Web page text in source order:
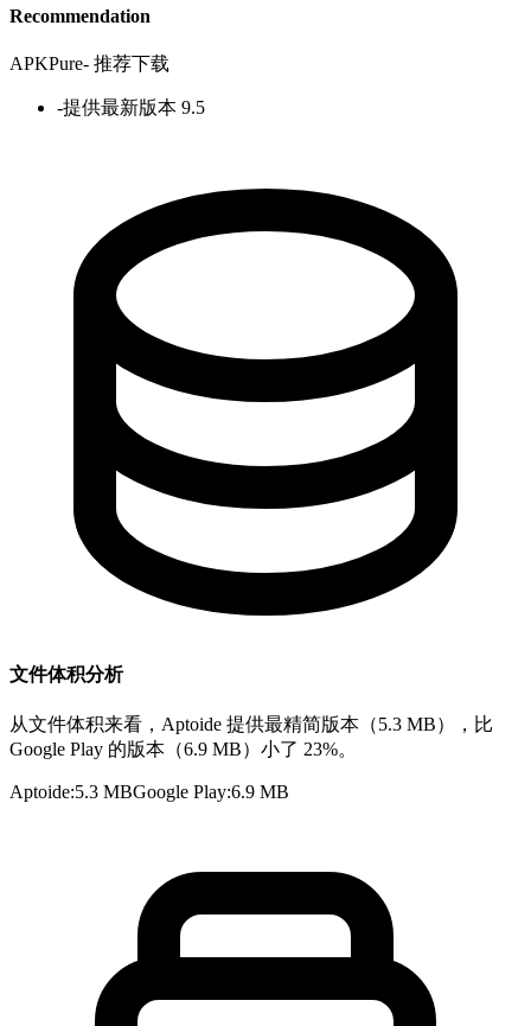
Recommendation
APKPure- 推荐下载
-提供最新版本 9.5
文件体积分析
从文件体积来看，Aptoide 提供最精简版本（5.3 MB），比
Google Play 的版本（6.9 MB）小了 23%。
Aptoide:5.3 MBGoogle Play:6.9 MB